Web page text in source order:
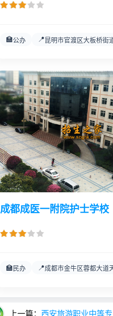
🏫公办 📍昆明市官渡区大板桥街
成都成医一附院护士学校
🏫 民办 📍成都市金牛区蓉都大道
上一篇： 西安旅游职业中等